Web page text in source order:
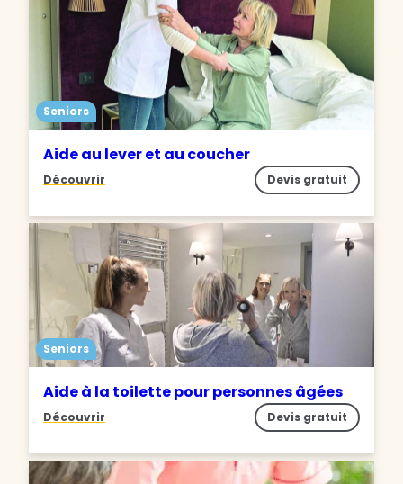
Seniors
Aide au lever et au coucher
Découvrir Devis gratuit
Seniors
Aide à la toilette pour personnes âgées
Découvrir Devis gratuit